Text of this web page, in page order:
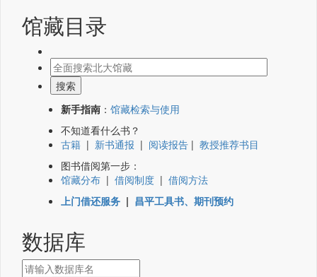
馆藏目录
新手指南 ： 馆藏检索与使用
不知道看什么书？
古籍 | 新书通报 | 阅读报告 | 教授推荐书目
图书借阅第一步：
馆藏分布 | 借阅制度 | 借阅方法
上门借还服务 | 昌平工具书、期刊预约
数据库